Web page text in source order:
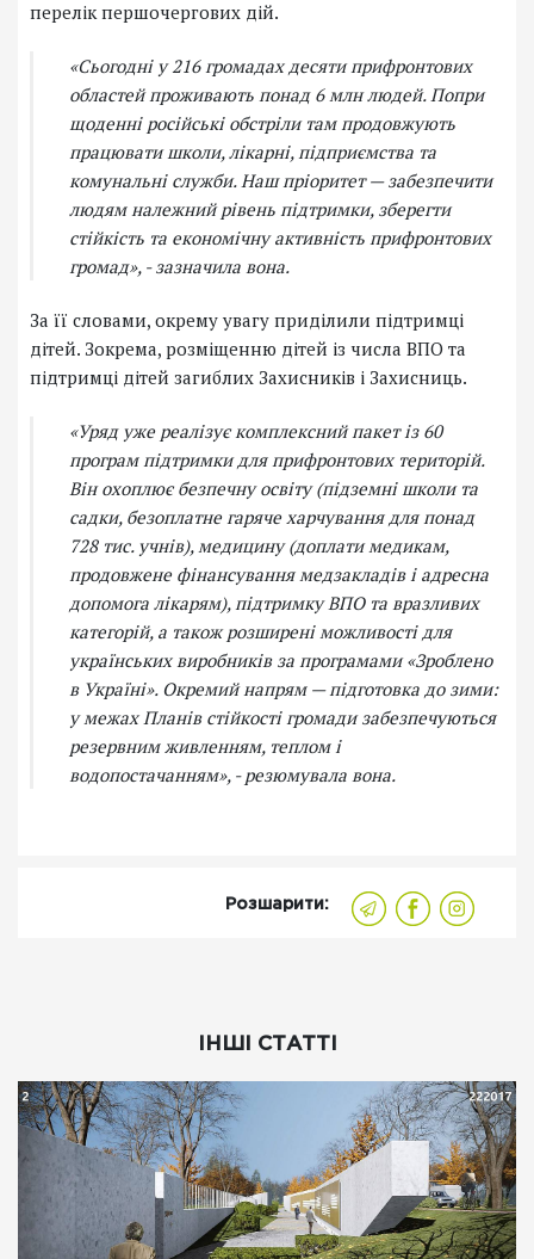
перелік першочергових дій.
«Сьогодні у 216 громадах десяти прифронтових
областей проживають понад 6 млн людей. Попри
щоденні російські обстріли там продовжують
працювати школи, лікарні, підприємства та
комунальні служби. Наш пріоритет — забезпечити
людям належний рівень підтримки, зберегти
стійкість та економічну активність прифронтових
громад», - зазначила вона.
За її словами, окрему увагу приділили підтримці
дітей. Зокрема, розміщенню дітей із числа ВПО та
підтримці дітей загиблих Захисників і Захисниць.
«Уряд уже реалізує комплексний пакет із 60
програм підтримки для прифронтових територій.
Він охоплює безпечну освіту (підземні школи та
садки, безоплатне гаряче харчування для понад
728 тис. учнів), медицину (доплати медикам,
продовжене фінансування медзакладів і адресна
допомога лікарям), підтримку ВПО та вразливих
категорій, а також розширені можливості для
українських виробників за програмами «Зроблено
в Україні». Окремий напрям — підготовка до зими:
у межах Планів стійкості громади забезпечуються
резервним живленням, теплом і
водопостачанням», - резюмувала вона.
Розшарити:
ІНШІ СТАТТІ